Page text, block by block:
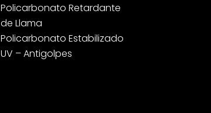
Policarbonato Retardante
de Llama
Policarbonato Estabilizado
UV – Antigolpes